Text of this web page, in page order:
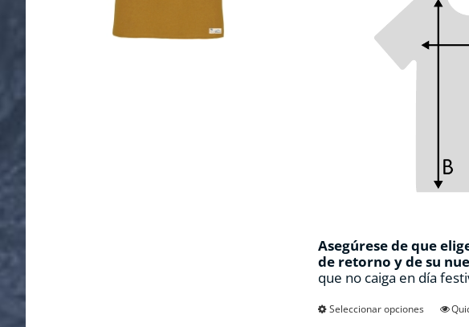
Asegúrese de que
de retorno y de su
que no caiga en día
Seleccionar opciones
Este